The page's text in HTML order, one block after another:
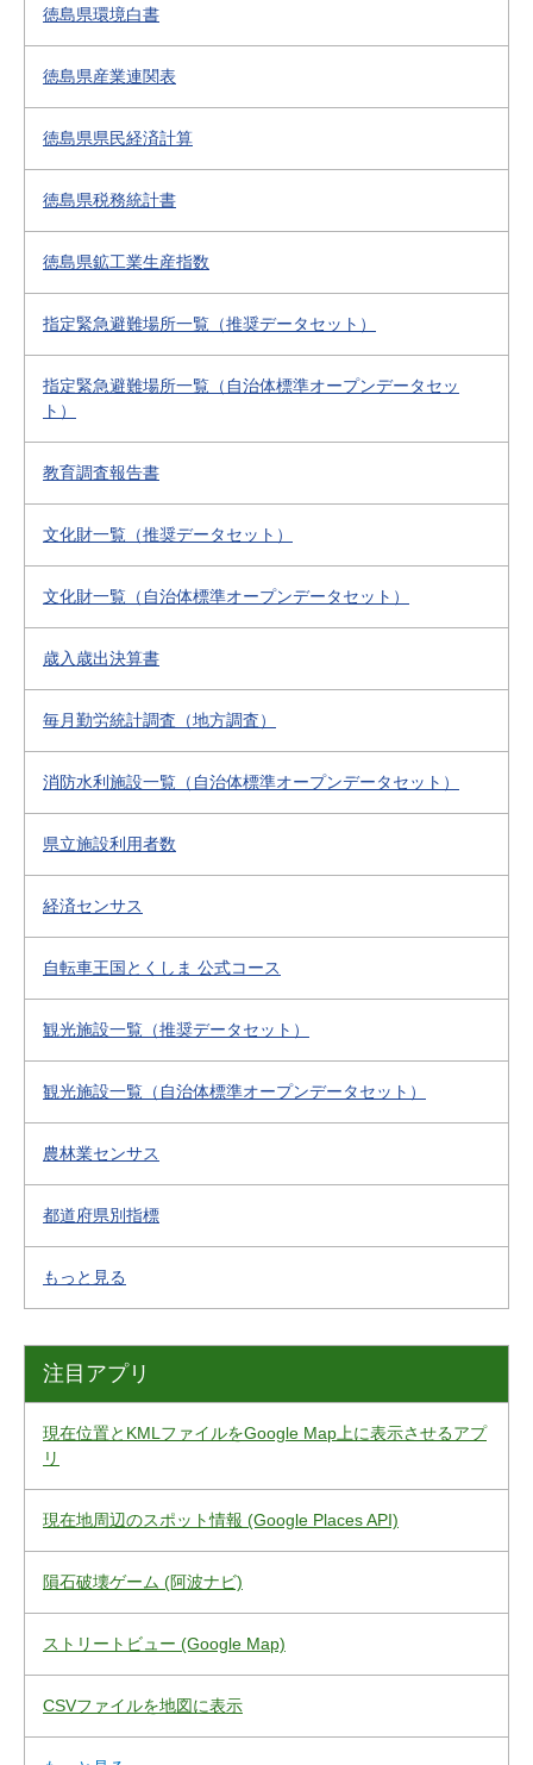
徳島県環境白書
徳島県産業連関表
徳島県県民経済計算
徳島県税務統計書
徳島県鉱工業生産指数
指定緊急避難場所一覧（推奨データセット）
指定緊急避難場所一覧（自治体標準オープンデータセッ
ト）
教育調査報告書
文化財一覧（推奨データセット）
文化財一覧（自治体標準オープンデータセット）
歳入歳出決算書
毎月勤労統計調査（地方調査）
消防水利施設一覧（自治体標準オープンデータセット）
県立施設利用者数
経済センサス
自転車王国とくしま 公式コース
観光施設一覧（推奨データセット）
観光施設一覧（自治体標準オープンデータセット）
農林業センサス
都道府県別指標
もっと見る
注目アプリ
現在位置とKMLファイルをGoogle Map上に表示させるアプ
リ
現在地周辺のスポット情報 (Google Places API)
隕石破壊ゲーム (阿波ナビ)
ストリートビュー (Google Map)
CSVファイルを地図に表示